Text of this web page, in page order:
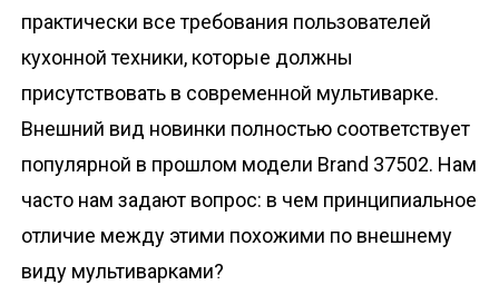
практически все требования пользователей
кухонной техники, которые должны
присутствовать в современной мультиварке.
Внешний вид новинки полностью соответствует
популярной в прошлом модели Brand 37502. Нам
часто нам задают вопрос: в чем принципиальное
отличие между этими похожими по внешнему
виду мультиварками?